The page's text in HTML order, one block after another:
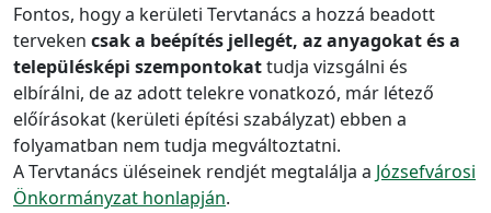
Fontos, hogy a kerületi Tervtanács a hozzá beadott
terveken csak a beépítés jellegét, az anyagokat és a
településképi szempontokattudja vizsgálni és
elbírálni, de az adott telekre vonatkozó, már létező
előírásokat (kerületi építési szabályzat) ebben a
folyamatban nem tudja megváltoztatni.
A Tervtanács üléseinek rendjét megtalálja a Józsefvárosi
Önkormányzat honlapján.